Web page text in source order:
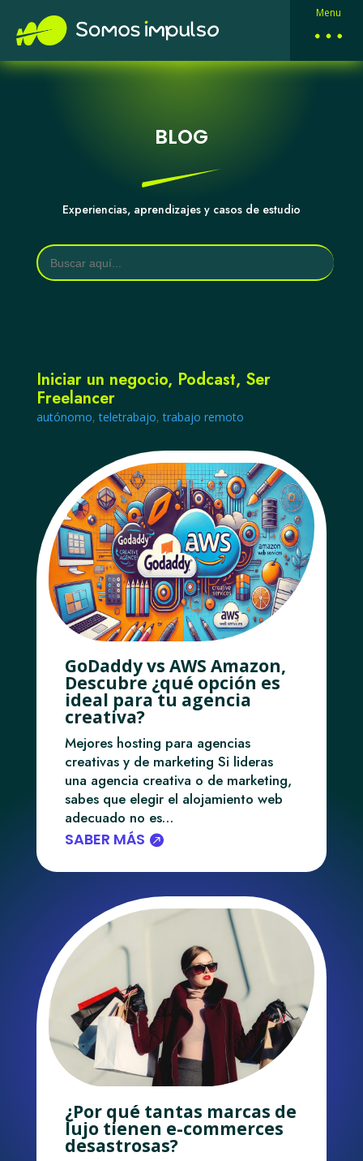
Menu
BLOG
Experiencias, aprendizajes y casos de estudio
Buscar:
Iniciar un negocio, Podcast, Ser
Freelancer
autónomo,teletrabajo,trabajo remoto
GoDaddy vs AWS Amazon,
Descubre ¿qué opción es
ideal para tu agencia
creativa?
Mejores hosting para agencias
creativas y de marketing Si lideras
una agencia creativa o de marketing,
sabes que elegir el alojamiento web
adecuado no es…
SABER MÁS
¿Por qué tantas marcas de
lujo tienen e-commerces
desastrosas?